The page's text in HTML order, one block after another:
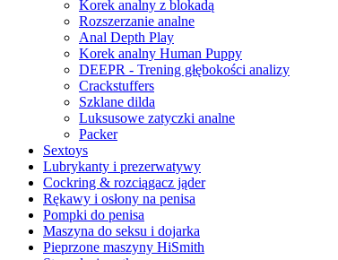
Korek analny z blokadą
Rozszerzanie analne
Anal Depth Play
Korek analny Human Puppy
DEEPR - Trening głębokości analizy
Crackstuffers
Szklane dilda
Luksusowe zatyczki analne
Packer
Sextoys
Lubrykanty i prezerwatywy
Cockring & rozciągacz jąder
Rękawy i osłony na penisa
Pompki do penisa
Maszyna do seksu i dojarka
Pieprzone maszyny HiSmith